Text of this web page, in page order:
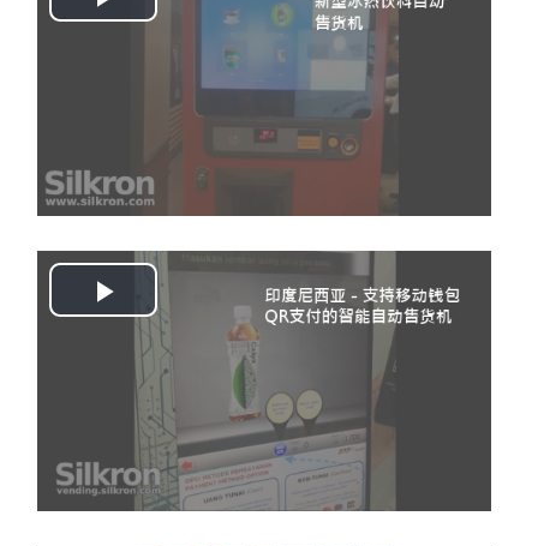
Play
Play
Video